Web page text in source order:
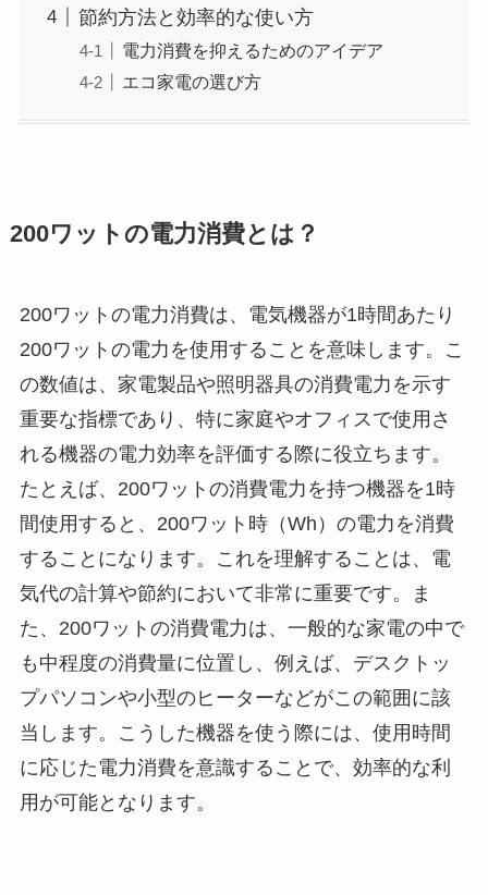
節約方法と効率的な使い方
電力消費を抑えるためのアイデア
エコ家電の選び方
200ワットの電力消費とは？
200ワットの電力消費は、電気機器が1時間あたり
200ワットの電力を使用することを意味します。こ
の数値は、家電製品や照明器具の消費電力を示す
重要な指標であり、特に家庭やオフィスで使用さ
れる機器の電力効率を評価する際に役立ちます。
たとえば、200ワットの消費電力を持つ機器を1時
間使用すると、200ワット時（Wh）の電力を消費
することになります。これを理解することは、電
気代の計算や節約において非常に重要です。ま
た、200ワットの消費電力は、一般的な家電の中で
も中程度の消費量に位置し、例えば、デスクトッ
プパソコンや小型のヒーターなどがこの範囲に該
当します。こうした機器を使う際には、使用時間
に応じた電力消費を意識することで、効率的な利
用が可能となります。